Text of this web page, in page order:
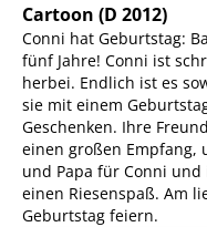
Cartoon (D 2012)
Conni hat Geburtstag:
fünf Jahre! Conni ist
herbei. Endlich ist es
sie mit einem
Geschenken. Ihre
einen großen Empfang,
und Papa für Conni
einen Riesenspaß. Am
Geburtstag feiern.